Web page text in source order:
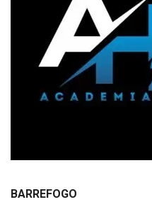
BARREFOGO